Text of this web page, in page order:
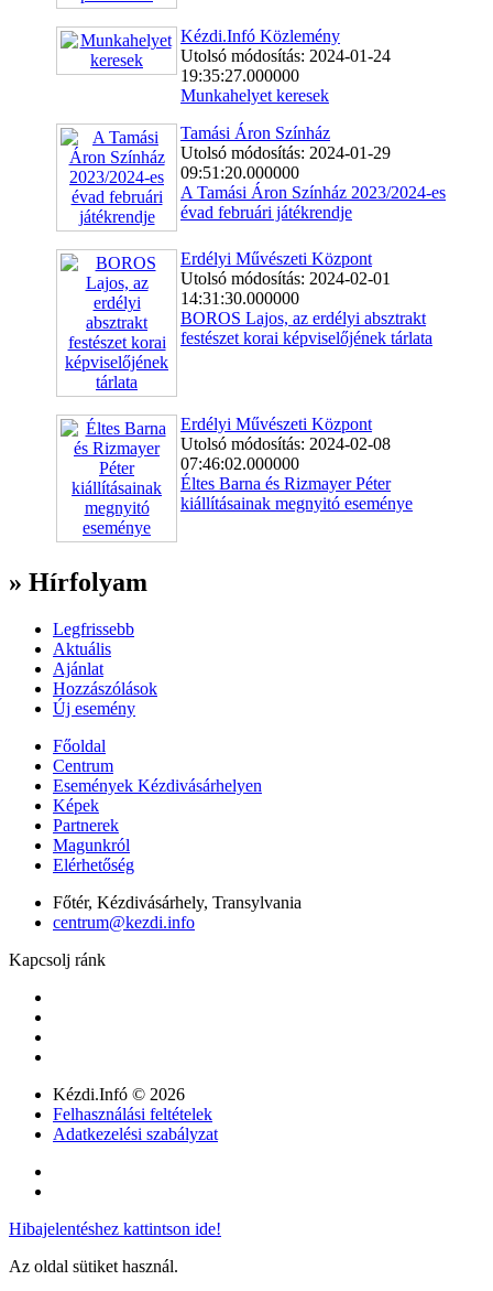
Kézdi.Infó Közlemény
Utolsó módosítás: 2024-01-24
19:35:27.000000
Munkahelyet keresek
Tamási Áron Színház
Utolsó módosítás: 2024-01-29
09:51:20.000000
A Tamási Áron Színház 2023/2024-es
évad februári játékrendje
Erdélyi Művészeti Központ
Utolsó módosítás: 2024-02-01
14:31:30.000000
BOROS Lajos, az erdélyi absztrakt
festészet korai képviselőjének tárlata
Erdélyi Művészeti Központ
Utolsó módosítás: 2024-02-08
07:46:02.000000
Éltes Barna és Rizmayer Péter
kiállításainak megnyitó eseménye
» Hírfolyam
Legfrissebb
Aktuális
Ajánlat
Hozzászólások
Új esemény
Főoldal
Centrum
Események Kézdivásárhelyen
Képek
Partnerek
Magunkról
Elérhetőség
Főtér, Kézdivásárhely, Transylvania
centrum@kezdi.info
Kapcsolj ránk
Kézdi.Infó © 2026
Felhasználási feltételek
Adatkezelési szabályzat
Hibajelentéshez kattintson ide!
Az oldal sütiket használ.